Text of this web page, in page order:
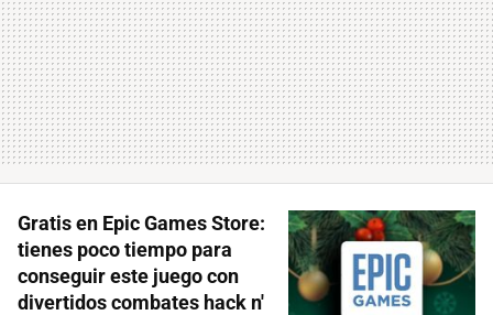
Gratis en Epic Games Store:
tienes poco tiempo para
conseguir este juego con
divertidos combates hack n'